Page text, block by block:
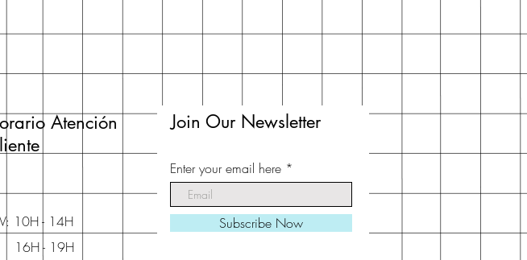
Atención
V: 10H - 14H
- 19H
Join Our Newsletter
Enter your email here
Subscribe Now